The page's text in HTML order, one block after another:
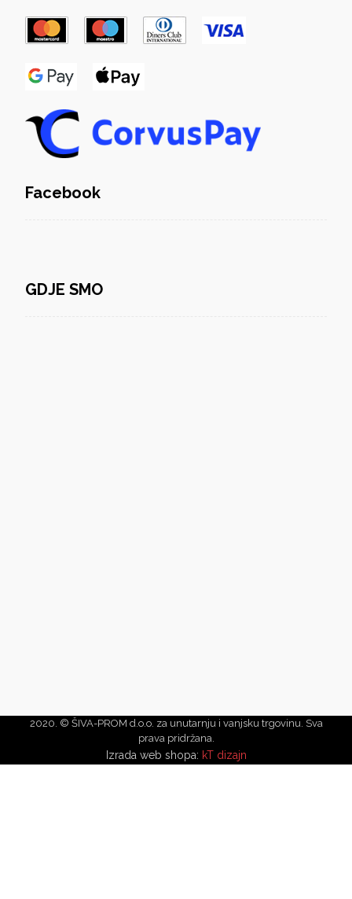
Facebook
GDJE SMO
2020. © ŠIVA-PROM d.o.o. za unutarnju i vanjsku trgovinu. Sva
prava pridržana.
Izrada web shopa: kT dizajn